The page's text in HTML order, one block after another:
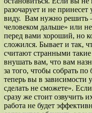
разочарует и не
виду. Вам нужно решить
человеком дальше» или
перед вами хороший, но
сложился. Бывает и так,
считают странными
внушать вам, что вам
за того, чтобы собрать
теперь вы в зависимости
сделать не сможете».
сразу же стоит озвучить
работа не будет